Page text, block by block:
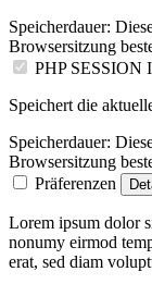
Speicherdauer:
Browsersitzung
PHP SESSION
Speichert die
Speicherdauer:
Browsersitzung
Präferenzen
Lorem ipsum dolor
nonumy eirmod
erat, sed diam